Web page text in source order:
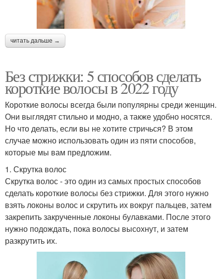
читать дальше →
Без стрижки: 5 способов сделать
короткие волосы в 2022 году
Короткие волосы всегда были популярны среди женщин.
Они выглядят стильно и модно, а также удобно носятся.
Но что делать, если вы не хотите стричься? В этом
случае можно использовать один из пяти способов,
которые мы вам предложим.
1. Скрутка волос
Скрутка волос - это один из самых простых способов
сделать короткие волосы без стрижки. Для этого нужно
взять локоны волос и скрутить их вокруг пальцев, затем
закрепить закрученные локоны булавками. После этого
нужно подождать, пока волосы высохнут, и затем
разкрутить их.